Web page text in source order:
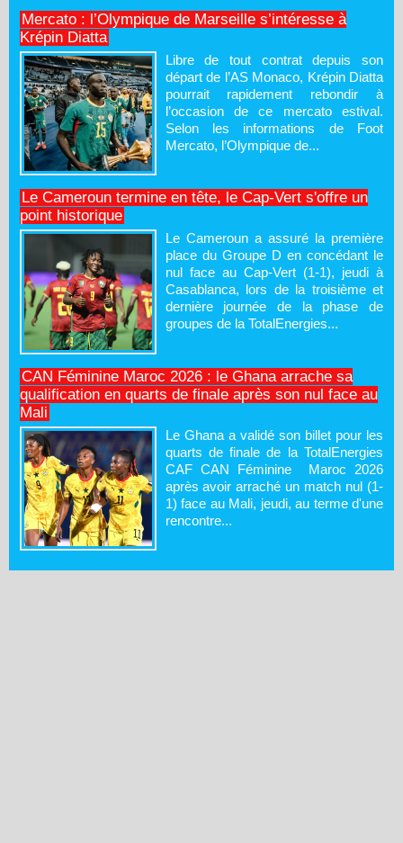
Mercato : l’Olympique de Marseille s’intéresse à
Krépin Diatta
Libre de tout contrat depuis son
départ de l’AS Monaco, Krépin Diatta
pourrait rapidement rebondir à
l’occasion de ce mercato estival.
Selon les informations de Foot
Mercato, l’Olympique de...
Le Cameroun termine en tête, le Cap-Vert s'offre un
point historique
Le Cameroun a assuré la première
place du Groupe D en concédant le
nul face au Cap-Vert (1-1), jeudi à
Casablanca, lors de la troisième et
dernière journée de la phase de
groupes de la TotalEnergies...
CAN Féminine Maroc 2026 : le Ghana arrache sa
qualification en quarts de finale après son nul face au
Mali
Le Ghana a validé son billet pour les
quarts de finale de la TotalEnergies
CAF CAN Féminine Maroc 2026
après avoir arraché un match nul (1-
1) face au Mali, jeudi, au terme d'une
rencontre...